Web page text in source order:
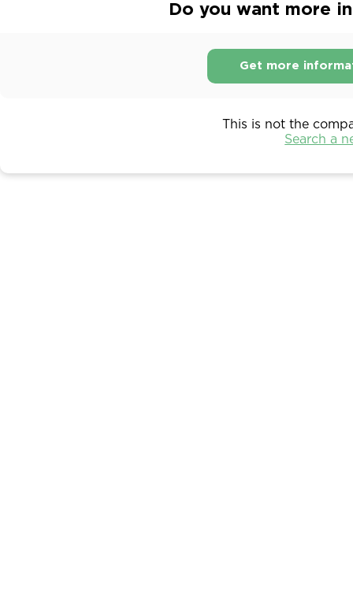
Do you want more
Get more
This is not the
Search a